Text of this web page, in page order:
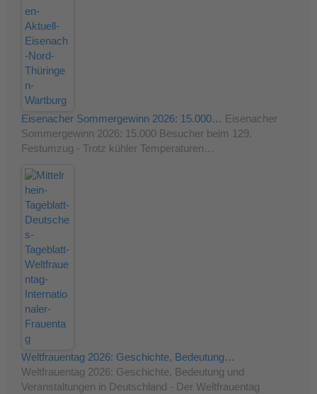
Eisenacher Sommergewinn 2026: 15.000… Eisenacher
Sommergewinn 2026: 15.000 Besucher beim 129.
Festumzug - Trotz kühler Temperaturen…
Weltfrauentag 2026: Geschichte, Bedeutung…
Weltfrauentag 2026: Geschichte, Bedeutung und
Veranstaltungen in Deutschland - Der Weltfrauentag